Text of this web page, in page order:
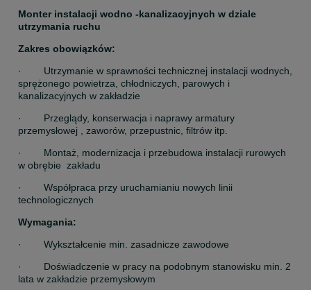
Monter instalacji wodno -kanalizacyjnych w dziale
utrzymania ruchu
Zakres obowiązków:
·        Utrzymanie w sprawności technicznej instalacji wodnych,
sprężonego powietrza, chłodniczych, parowych i
kanalizacyjnych w zakładzie
·        Przeglądy, konserwacja i naprawy armatury
przemysłowej , zaworów, przepustnic, filtrów itp.
·        Montaż, modernizacja i przebudowa instalacji rurowych
w obrębie  zakładu
·        Współpraca przy uruchamianiu nowych linii
technologicznych
Wymagania:
·        Wykształcenie min. zasadnicze zawodowe
·        Doświadczenie w pracy na podobnym stanowisku min. 2
lata w zakładzie przemysłowym